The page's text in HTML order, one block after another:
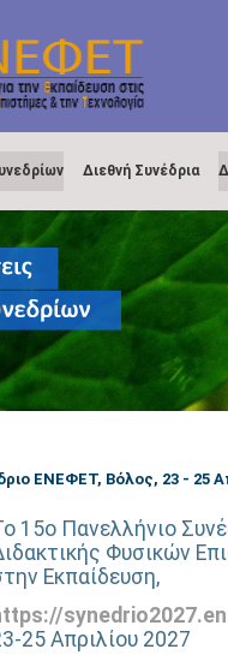
Διεθνή Συνέδρια
ΕΝΕΦΕΤ, Βόλος, 23 - 25
15ο Πανελλήνιο
Φυσικών
Εκπαίδευση,
25 Απριλίου 2027